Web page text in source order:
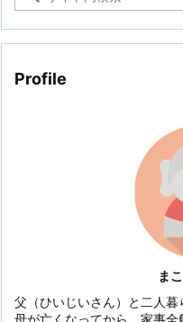
Profile
ま
父（ひいじいさん）と二人暮
母が亡くなってから、家事